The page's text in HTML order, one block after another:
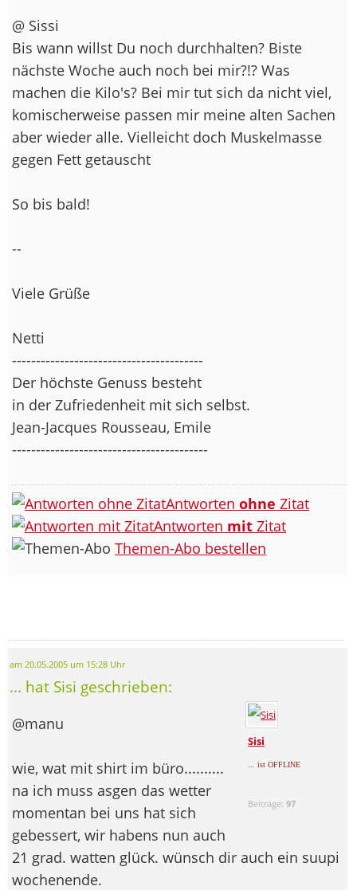
@ Sissi
Bis wann willst Du noch durchhalten? Biste
nächste Woche auch noch bei mir?!? Was
machen die Kilo's? Bei mir tut sich da nicht viel,
komischerweise passen mir meine alten Sachen
aber wieder alle. Vielleicht doch Muskelmasse
gegen Fett getauscht
So bis bald!
--
Viele Grüße
Netti
----------------------------------------
Der höchste Genuss besteht
in der Zufriedenheit mit sich selbst.
Jean-Jacques Rousseau, Emile
-----------------------------------------
Antworten ohne Zitat
Antworten mit Zitat
Themen-Abo bestellen
am 20.05.2005 um 15:28 Uhr
... hat Sisi geschrieben:
Sisi
... ist OFFLINE
Beiträge:97
@manu
wie, wat mit shirt im büro..........
na ich muss asgen das wetter
momentan bei uns hat sich
gebessert, wir habens nun auch
21 grad. watten glück. wünsch dir auch ein suupi
wochenende.